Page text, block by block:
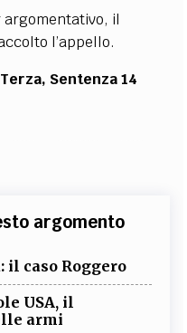
il
l’appello.
Sentenza 14
argomento
il caso Roggero
USA, il
armi